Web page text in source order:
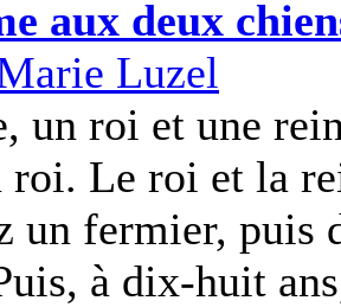
aux deux
Luzel
un roi et une
roi. Le roi et la
un fermier, puis
à dix-huit